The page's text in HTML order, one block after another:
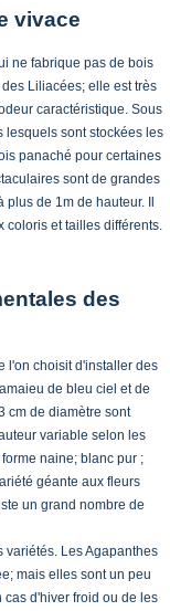
vivace
ne fabrique pas de bois
Liliacées; elle est très
caractéristique. Sous
lesquels sont stockées les
panaché pour certaines
sont de grandes
de 1m de hauteur. Il
coloris et tailles différents.
des
l'on choisit d'installer des
de bleu ciel et de
cm de diamètre sont
variable selon les
naine; blanc pur ;
géante aux fleurs
un grand nombre de
variétés. Les Agapanthes
mais elles sont un peu
d'hiver froid ou de les